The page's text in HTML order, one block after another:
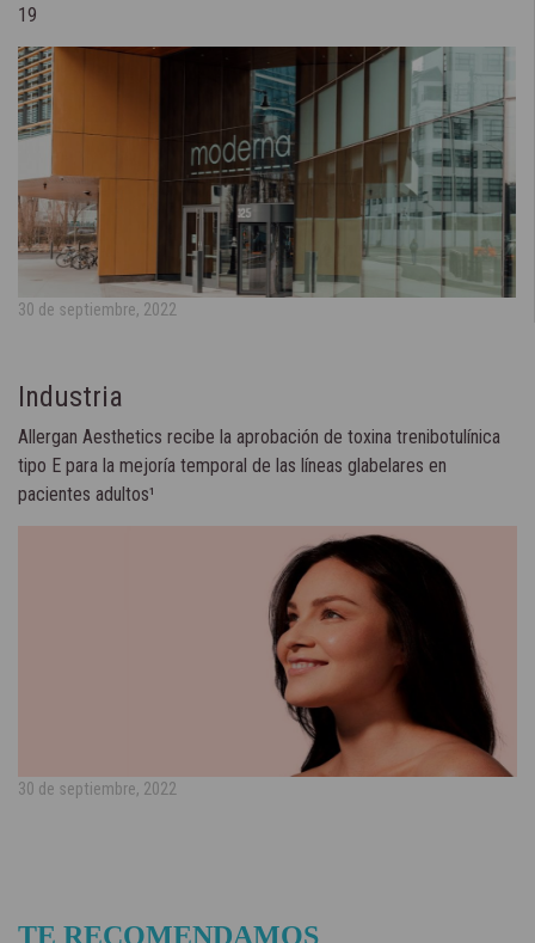
19
30 de septiembre, 2022
Industria
Allergan Aesthetics recibe la aprobación de toxina trenibotulínica
tipo E para la mejoría temporal de las líneas glabelares en
pacientes adultos¹
30 de septiembre, 2022
TE RECOMENDAMOS